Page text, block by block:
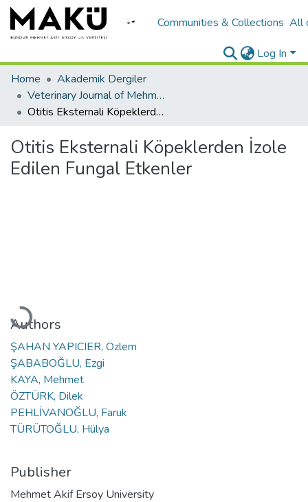
Communities & Collections All
Log In
Home
Akademik Dergiler
Veterinary Journal of Mehmet Akif Ersoy University
Otitis Eksternali Köpeklerden İzole Edilen Fungal Etkenler
Otitis Eksternali Köpeklerden İzole
Edilen Fungal Etkenler
Loading...
Authors
ŞAHAN YAPICIER, Özlem
ŞABABOĞLU, Ezgi
KAYA, Mehmet
ÖZTÜRK, Dilek
PEHLİVANOĞLU, Faruk
TÜRÜTOĞLU, Hülya
Publisher
Mehmet Akif Ersoy University